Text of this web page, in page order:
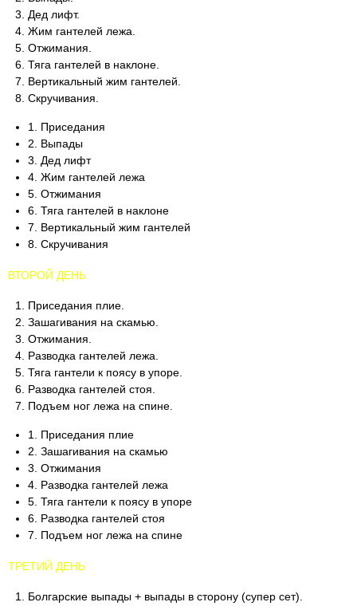
Дед лифт.
Жим гантелей лежа.
Отжимания.
Тяга гантелей в наклоне.
Вертикальный жим гантелей.
Скручивания.
1. Приседания
2. Выпады
3. Дед лифт
4. Жим гантелей лежа
5. Отжимания
6. Тяга гантелей в наклоне
7. Вертикальный жим гантелей
8. Скручивания
ВТОРОЙ ДЕНЬ
Приседания плие.
Зашагивания на скамью.
Отжимания.
Разводка гантелей лежа.
Тяга гантели к поясу в упоре.
Разводка гантелей стоя.
Подъем ног лежа на спине.
1. Приседания плие
2. Зашагивания на скамью
3. Отжимания
4. Разводка гантелей лежа
5. Тяга гантели к поясу в упоре
6. Разводка гантелей стоя
7. Подъем ног лежа на спине
ТРЕТИЙ ДЕНЬ
Болгарские выпады + выпады в сторону (супер сет).